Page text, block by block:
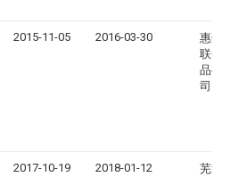
2015-11-05 2016-03-30
惠州
联金
品有
司
2017-10-19 2018-01-12
芜湖